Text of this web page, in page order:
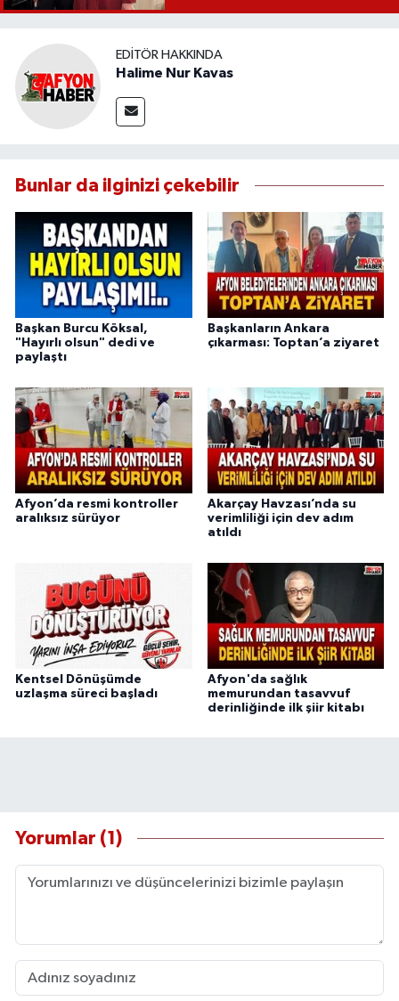
EDITÖR HAKKINDA
Halime Nur Kavas
Bunlar da ilginizi çekebilir
Başkan Burcu Köksal,
"Hayırlı olsun" dedi ve
paylaştı
Başkanların Ankara
çıkarması: Toptan’a ziyaret
Afyon’da resmi kontroller
aralıksız sürüyor
Akarçay Havzası’nda su
verimliliği için dev adım
atıldı
Kentsel Dönüşümde
uzlaşma süreci başladı
Afyon'da sağlık
memurundan tasavvuf
derinliğinde ilk şiir kitabı
Yorumlar (1)